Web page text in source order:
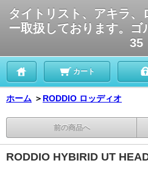
タイトリスト、アキラ、
ー取扱しております。ゴ
35
カート
ホーム ＞ RODDIO ロッディオ
前の商品へ
RODDIO HYBIRID UT